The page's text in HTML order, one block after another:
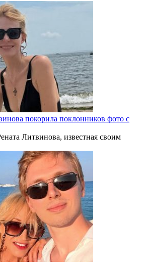
покорила поклонников фото с
Литвинова, известная своим